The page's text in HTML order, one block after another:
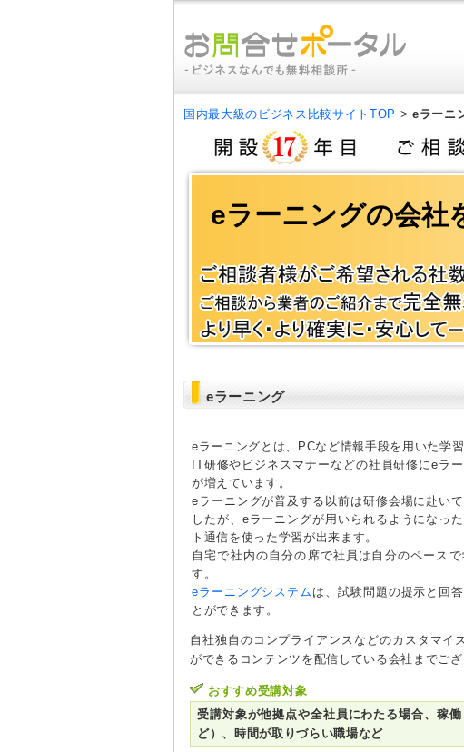
国内最大級のビジネス比較サイトTOP >eラーニ
eラーニングの会社
eラーニング
eラーニングとは、PCなど情報手段を用いた学
IT研修やビジネスマナーなどの社員研修にeラ
が増えています。
eラーニングが普及する以前は研修会場に赴い
したが、eラーニングが用いられるようになっ
ト通信を使った学習が出来ます。
自宅で社内の自分の席で社員は自分のペース
す。
eラーニングシステム は、試験問題の提示と回
とができます。
自社独自のコンプライアンスなどのカスタマ
ができるコンテンツを配信している会社までござ
おすすめ受講対象
受講対象が他拠点や全社員にわたる場合、稼
ど）、時間が取りづらい職場など